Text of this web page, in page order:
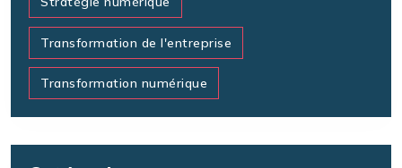
Transformation de l'entreprise
Transformation numérique